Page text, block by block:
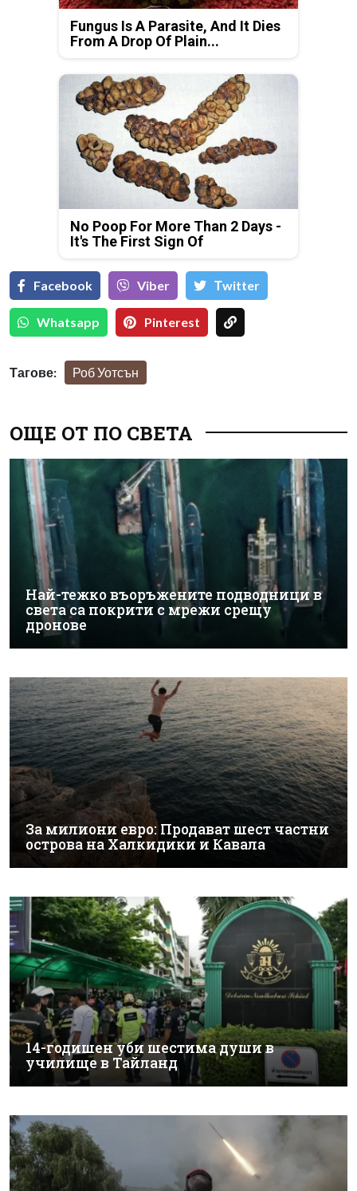
Fungus Is A Parasite, And It Dies
From A Drop Of Plain...
No Poop For More Than 2 Days -
It's The First Sign Of
Facebook Viber Тwitter
Whatsapp Pinterest
Тагове: Роб Уотсън
ОЩЕ ОТ ПО СВЕТА
Най-тежко въоръжените подводници в
света са покрити с мрежи срещу
дронове
За милиони евро: Продават шест частни
острова на Халкидики и Кавала
14-годишен уби шестима души в
училище в Тайланд